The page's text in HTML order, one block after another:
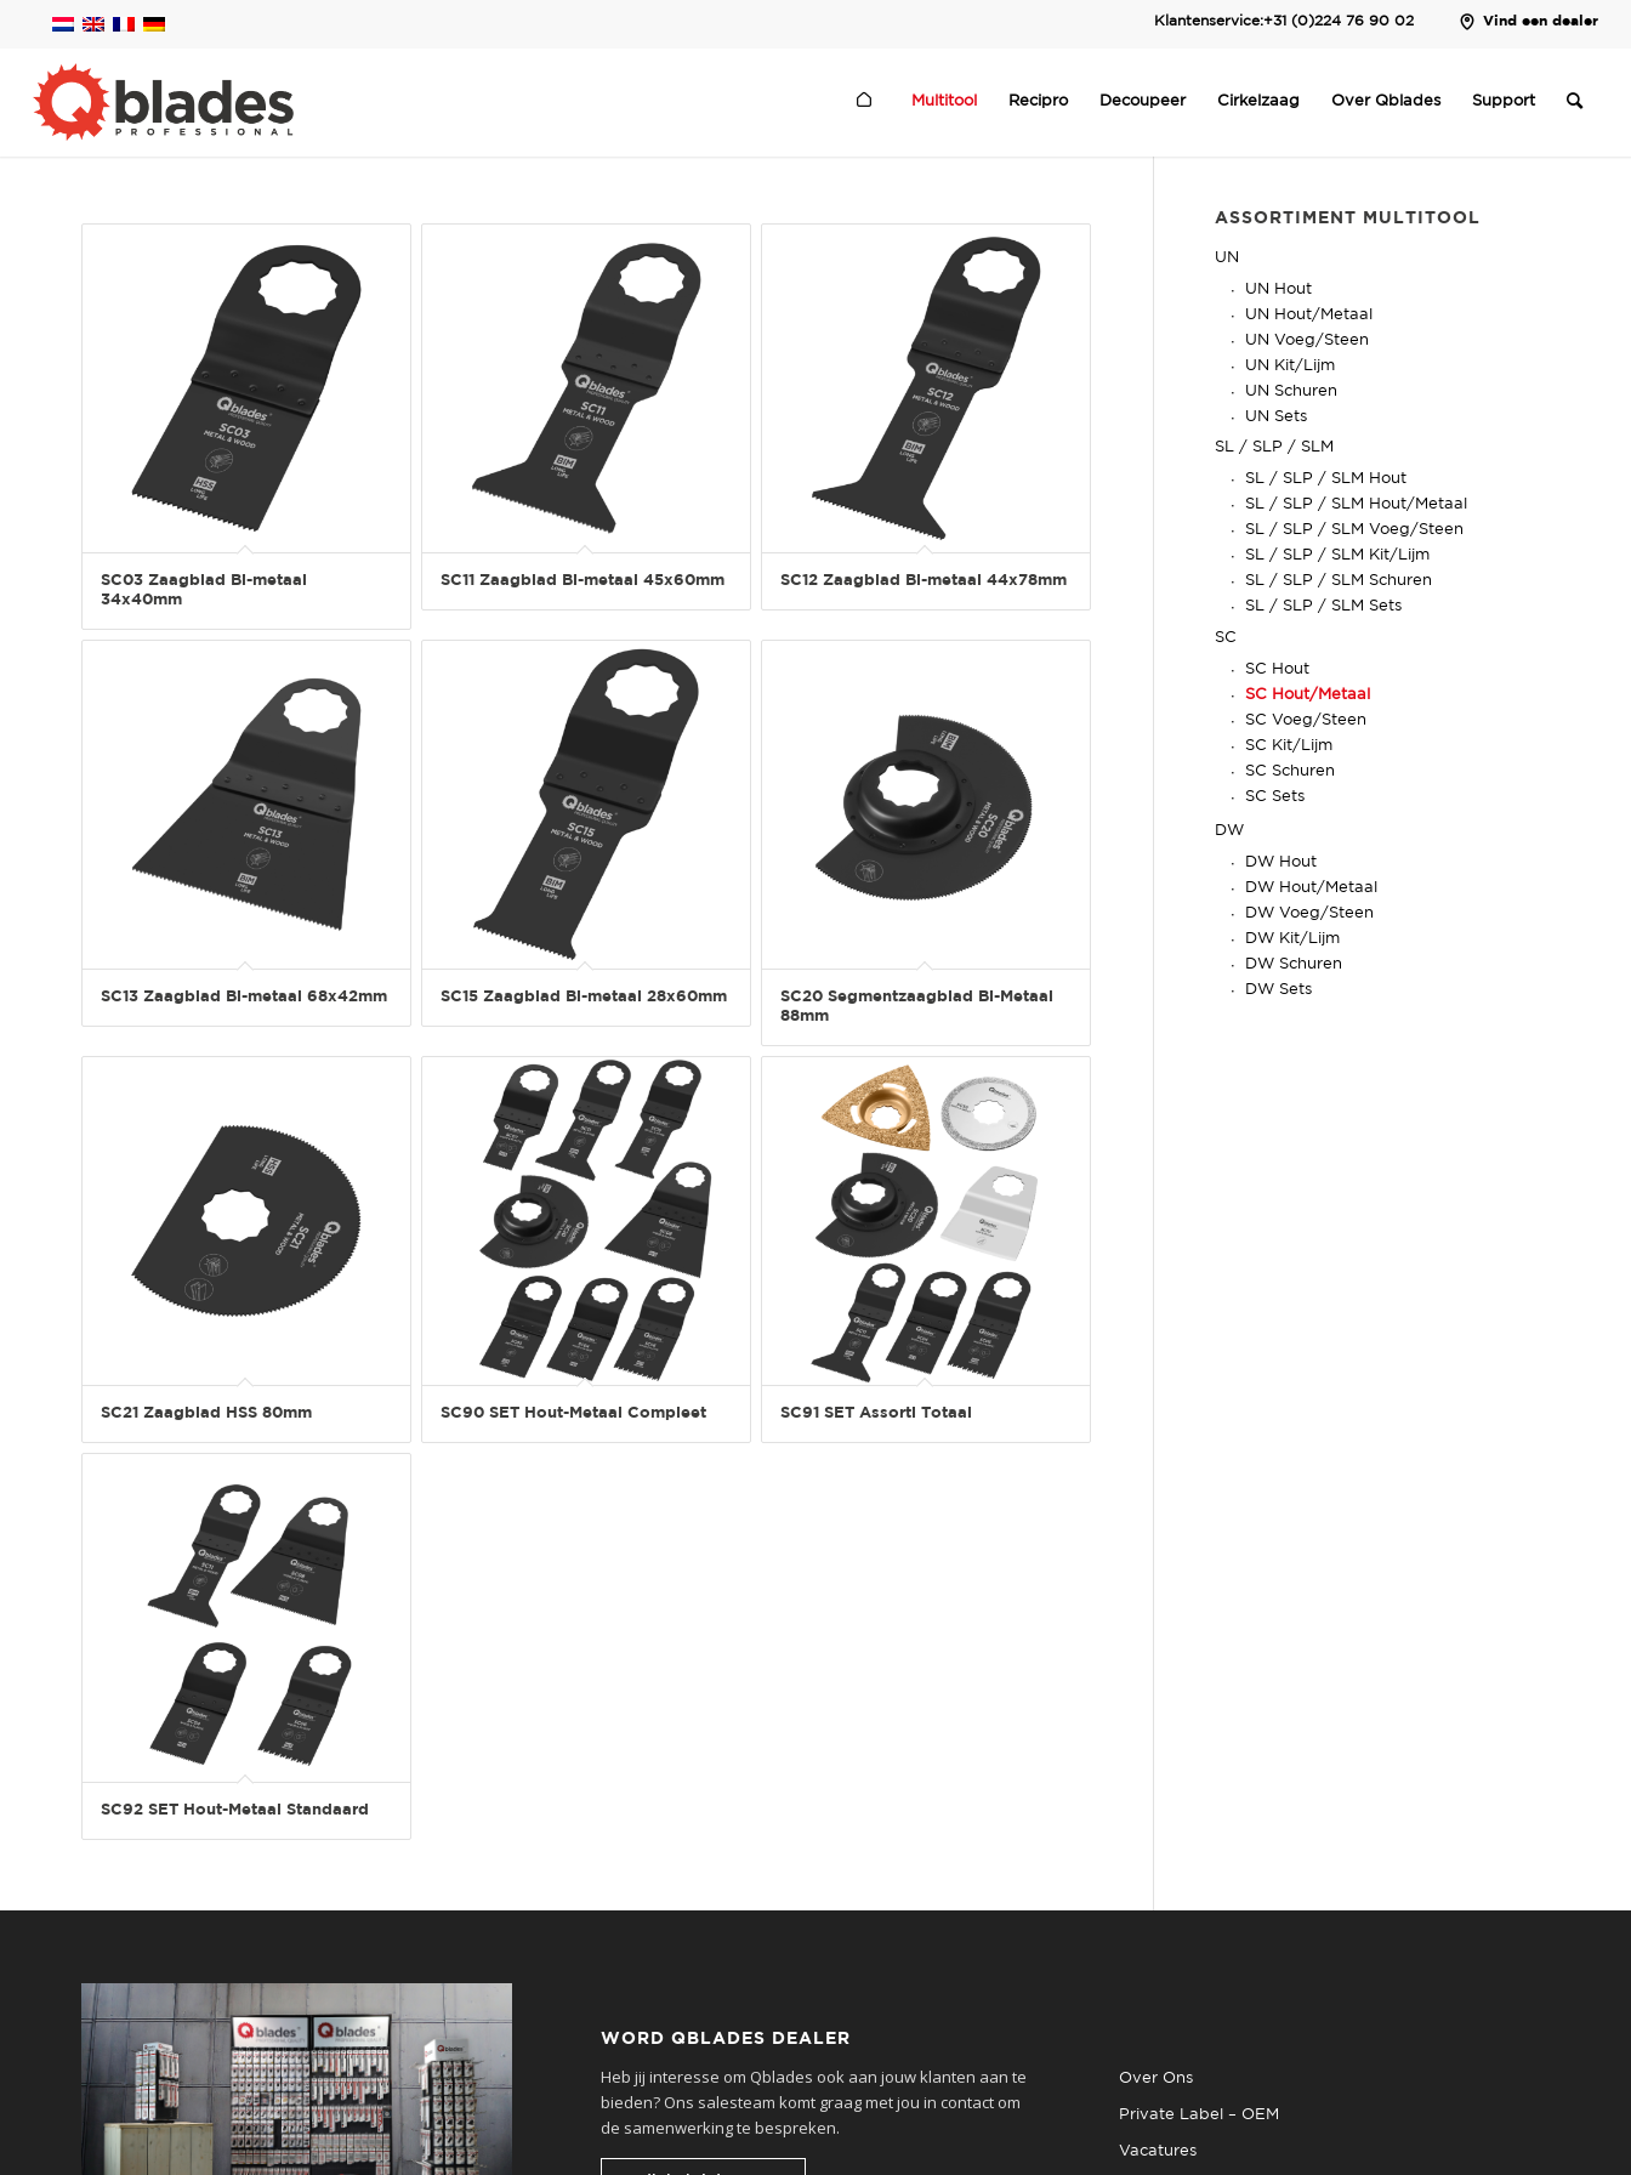
Klantenservice:+31 (0)224 76 90 02 Vind een dealer
Multitool Recipro Decoupeer Cirkelzaag Over Qblades Support
SC03 Zaagblad Bi-metaal
34x40mm
SC11 Zaagblad Bi-metaal 45x60mm SC12 Zaagblad Bi-metaal 44x78mm
SC13 Zaagblad Bi-metaal 68x42mm SC15 Zaagblad Bi-metaal 28x60mm
SC20 Segmentzaagblad Bi-Metaal
88mm
SC21 Zaagblad HSS 80mm SC90 SET Hout-Metaal Compleet SC91 SET Assorti Totaal
SC92 SET Hout-Metaal Standaard
ASSORTIMENT MULTITOOL
UN
UN Hout
UN Hout/Metaal
UN Voeg/Steen
UN Kit/Lijm
UN Schuren
UN Sets
SL / SLP / SLM
SL / SLP / SLM Hout
SL / SLP / SLM Hout/Metaal
SL / SLP / SLM Voeg/Steen
SL / SLP / SLM Kit/Lijm
SL / SLP / SLM Schuren
SL / SLP / SLM Sets
SC
SC Hout
SC Hout/Metaal
SC Voeg/Steen
SC Kit/Lijm
SC Schuren
SC Sets
DW
DW Hout
DW Hout/Metaal
DW Voeg/Steen
DW Kit/Lijm
DW Schuren
DW Sets
WORD QBLADES DEALER
Heb jij interesse om Qblades ook aan jouw klanten aan te
bieden? Ons salesteam komt graag met jou in contact om
de samenwerking te bespreken.
Over Ons
Private Label – OEM
Vacatures